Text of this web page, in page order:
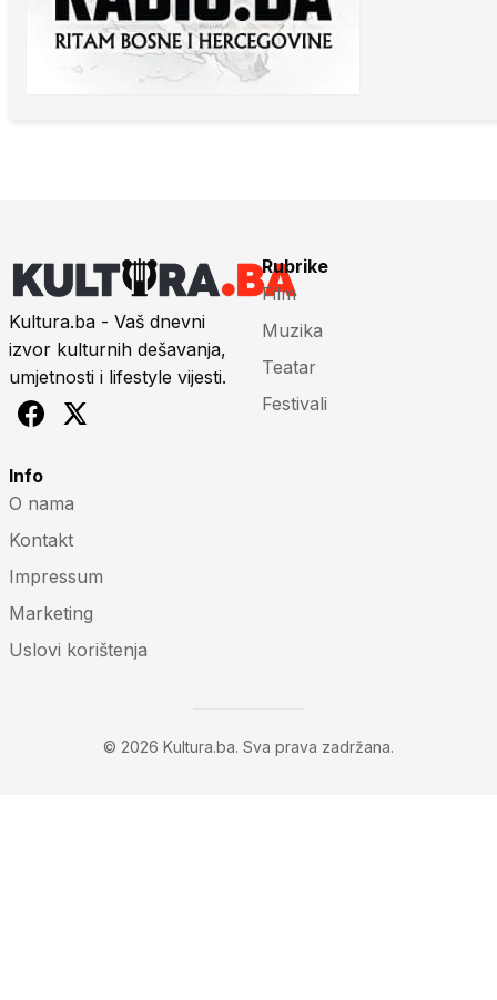
Kultura.ba - Vaš dnevni
izvor kulturnih dešavanja,
umjetnosti i lifestyle vijesti.
Rubrike
Film
Muzika
Teatar
Festivali
Info
O nama
Kontakt
Impressum
Marketing
Uslovi korištenja
© 2026 Kultura.ba. Sva prava zadržana.